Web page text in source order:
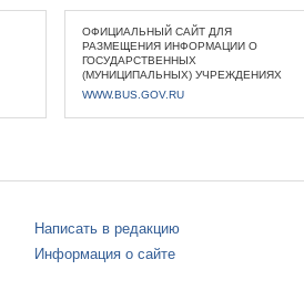
ОФИЦИАЛЬНЫЙ САЙТ ДЛЯ
РАЗМЕЩЕНИЯ ИНФОРМАЦИИ О
ГОСУДАРСТВЕННЫХ
(МУНИЦИПАЛЬНЫХ) УЧРЕЖДЕНИЯХ
WWW.BUS.GOV.RU
Написать в редакцию
Информация о сайте